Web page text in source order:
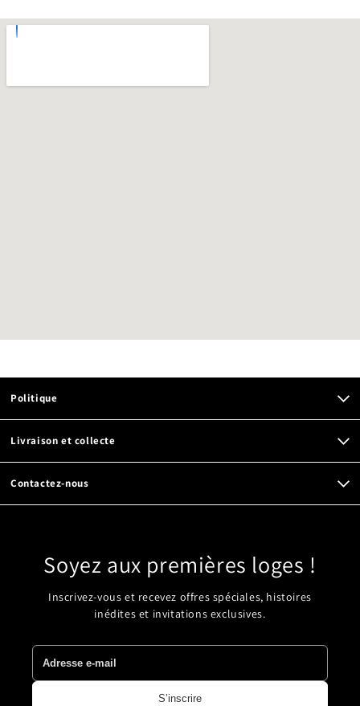
Politique
Livraison et collecte
Contactez-nous
Soyez aux premières loges !
Inscrivez-vous et recevez offres spéciales, histoires
inédites et invitations exclusives.